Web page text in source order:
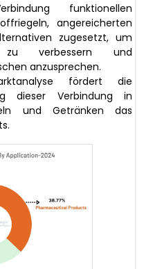
funktionellen
angereicherten
zugesetzt, um
zu verbessern und
anzusprechen.
fördert die
dieser Verbindung in
und Getränken das